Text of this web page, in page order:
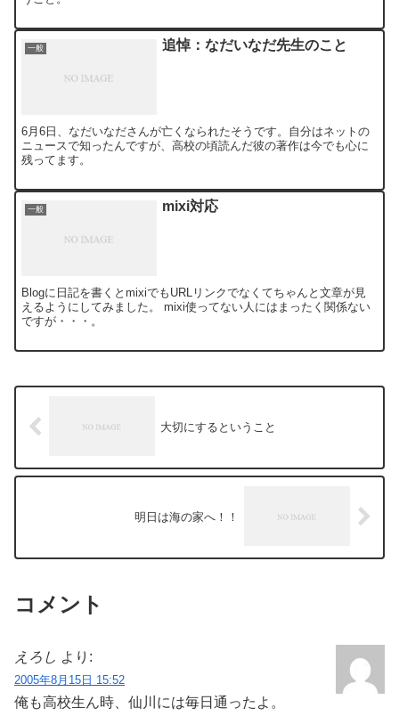
一般 追悼：なだいなだ先生のこと
6月6日、なだいなださんが亡くなられたそうです。自分はネットの
ニュースで知ったんですが、高校の頃読んだ彼の著作は今でも心に
残ってます。
一般 mixi対応
Blogに日記を書くとmixiでもURLリンクでなくてちゃんと文章が見
えるようにしてみました。 mixi使ってない人にはまったく関係ない
ですが・・・。
大切にするということ
明日は海の家へ！！
コメント
えろし より:
2005年8月15日 15:52
俺も高校生ん時、仙川には毎日通ったよ。